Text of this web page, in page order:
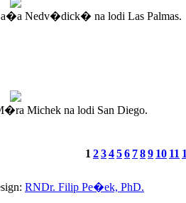
Nedv�dick� na lodi Las Palmas.
Michek na lodi San Diego.
1 23456 789 10 11
RNDr. Filip Pe�ek, PhD.